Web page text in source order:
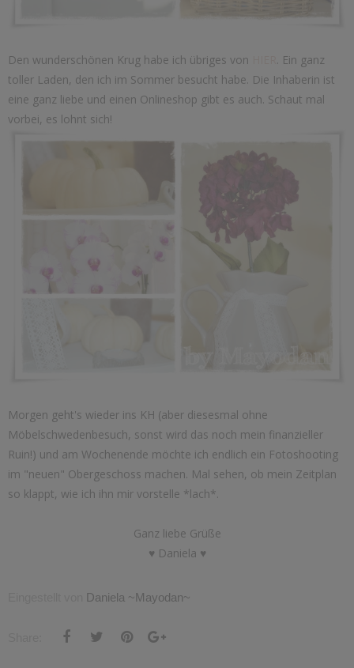
Den wunderschönen Krug habe ich übriges von
. Ein ganz
toller Laden, den ich im Sommer besucht habe. Die Inhaberin ist
eine ganz liebe und einen Onlineshop gibt es auch. Schaut mal
vorbei, es lohnt sich!
Morgen geht's wieder ins KH (aber diesesmal ohne
Möbelschwedenbesuch, sonst wird das noch mein finanzieller
Ruin!) und am Wochenende möchte ich endlich ein Fotoshooting
im "neuen" Obergeschoss machen. Mal sehen, ob mein Zeitplan
so klappt, wie ich ihn mir vorstelle *lach*.
Ganz liebe Grüße
♥ Daniela ♥
Daniela ~Mayodan~